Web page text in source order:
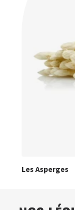
Les Asperges